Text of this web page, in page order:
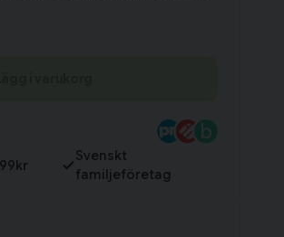
ett snyggt sätt. Detta blir ett
lägga till ett nytt bäddset i
Svenskt
familjeföretag